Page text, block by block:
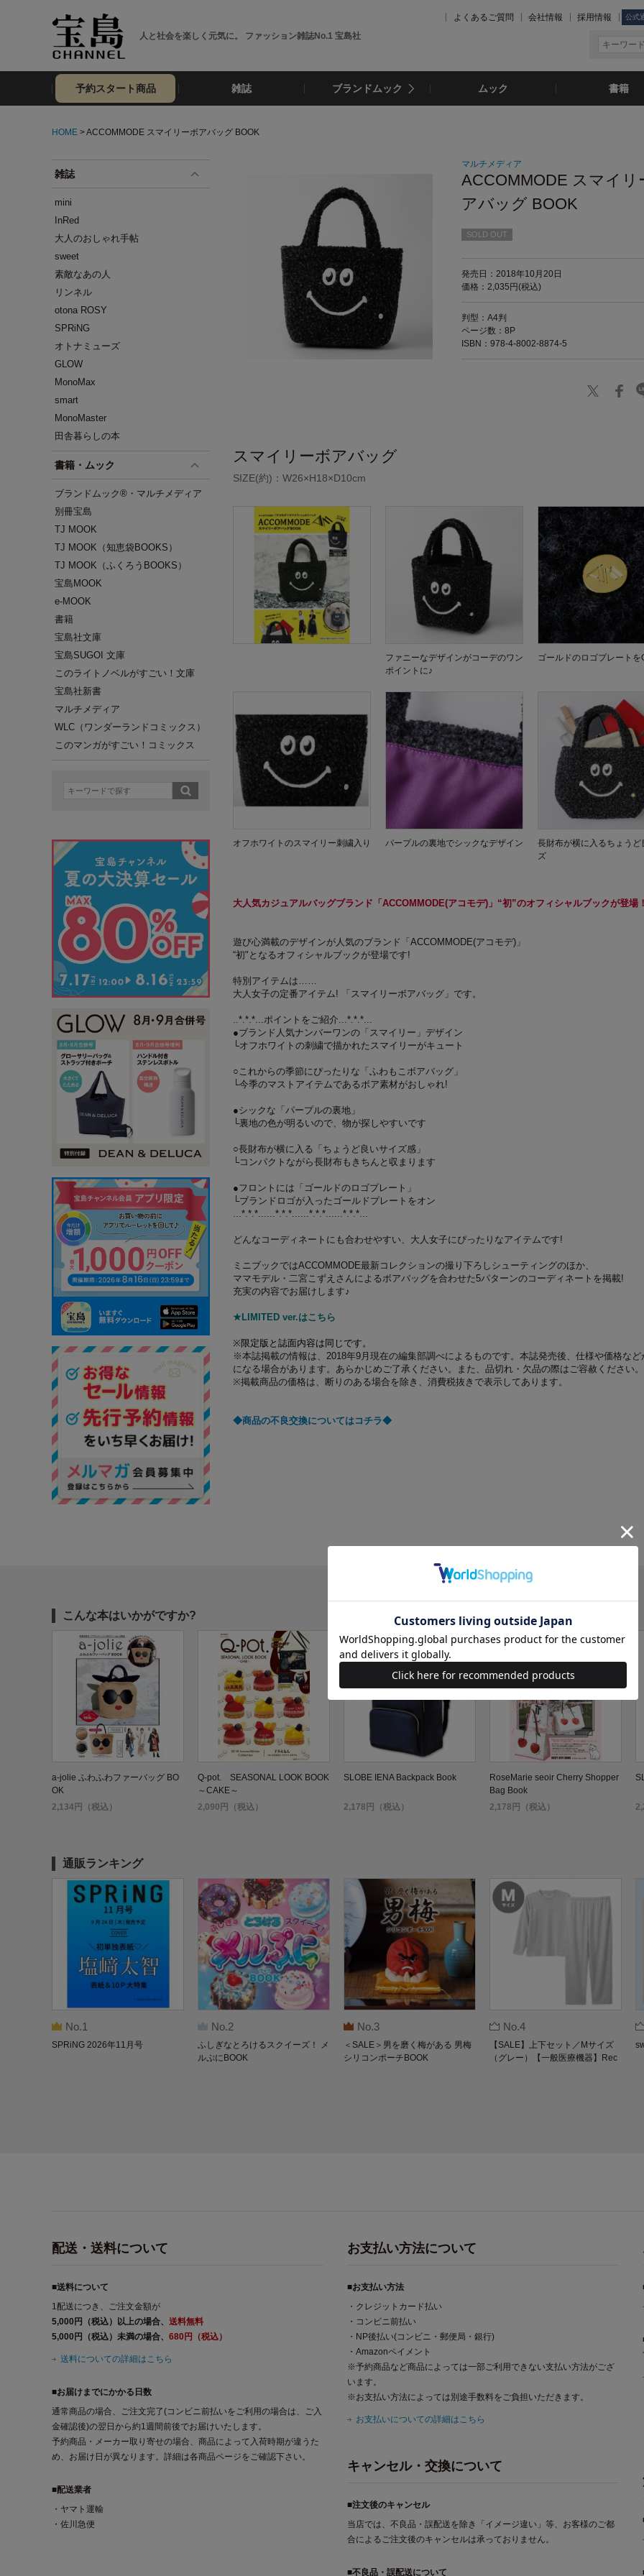
人と社会を楽しく元気に。 ファッション雑誌No.1 宝島社
よくあるご質問 会社情報 採用情報 公式
予約スタート商品 雑誌 ブランドムック ムック 書籍
HOME > ACCOMMODE スマイリーボアバッグ BOOK
雑誌
mini
InRed
大人のおしゃれ手帖
sweet
素敵なあの人
リンネル
otona ROSY
SPRiNG
オトナミューズ
GLOW
MonoMax
smart
MonoMaster
田舎暮らしの本
書籍・ムック
ブランドムック®・マルチメディア
別冊宝島
TJ MOOK
TJ MOOK（知恵袋BOOKS）
TJ MOOK（ふくろうBOOKS）
宝島MOOK
e-MOOK
書籍
宝島社文庫
宝島SUGOI 文庫
このライトノベルがすごい！文庫
宝島社新書
マルチメディア
WLC（ワンダーランドコミックス）
このマンガがすごい！コミックス
マルチメディア
ACCOMMODE スマイリ
アバッグ BOOK
SOLD OUT
発売日：2018年10月20日
価格：2,035円(税込)
判型：A4判
ページ数：8P
ISBN：978-4-8002-8874-5
スマイリーボアバッグ
SIZE(約)：W26×H18×D10cm
ファニーなデザインがコーデのワン
ポイントに♪
ゴールドのロゴプレートを
オフホワイトのスマイリー刺繍入り パープルの裏地でシックなデザイン
長財布が横に入るちょうど
ズ
大人気カジュアルバッグブランド「ACCOMMODE(アコモデ)」“初”のオフィシャルブックが登場
遊び心満載のデザインが人気のブランド「ACCOMMODE(アコモデ)」
“初"となるオフィシャルブックが登場です!
特別アイテムは……
大人女子の定番アイテム! 「スマイリーボアバッグ」です。
..*.*.*...ポイントをご紹介...*.*.*...
●ブランド人気ナンバーワンの「スマイリー」デザイン
└オフホワイトの刺繍で描かれたスマイリーがキュート
○これからの季節にぴったりな「ふわもこボアバッグ」
└今季のマストアイテムであるボア素材がおしゃれ!
●シックな「パープルの裏地」
└裏地の色が明るいので、物が探しやすいです
○長財布が横に入る「ちょうど良いサイズ感」
└コンパクトながら長財布もきちんと収まります
●フロントには「ゴールドのロゴプレート」
└ブランドロゴが入ったゴールドプレートをオン
...*.*.*......*.*.*......*.*.*......*.*.*...
どんなコーディネートにも合わせやすい、大人女子にぴったりなアイテムです!
ミニブックではACCOMMODE最新コレクションの撮り下ろしシューティングのほか、
ママモデル・二宮こずえさんによるボアバッグを合わせた5パターンのコーディネートを掲載!
充実の内容でお届けします♪
★LIMITED ver.はこちら
※ 限定版と誌面内容は同じです。
※本誌掲載の情報は、2018年9月現在の編集部調べによるものです。本誌発売後、仕様や価格など
になる場合があります。あらかじめご了承ください。また、品切れ・欠品の際はご容赦ください。
※掲載商品の価格は、断りのある場合を除き、消費税抜きで表示してあります。
◆商品の不良交換についてはコチラ◆
こんな本はいかがですか?
a-jolie ふわふわファーバッグ BO
OK
2,134円（税込）
Q-pot. SEASONAL LOOK BOOK
～CAKE～
2,090円（税込）
SLOBE IENA Backpack Book
2,178円（税込）
RoseMarie seoir Cherry Shopper
Bag Book
2,178円（税込）
通販ランキング
No.1
SPRiNG 2026年11月号
No.2
ふしぎなとろけるスクイーズ！ メ
ルぷにBOOK
No.3
＜SALE＞男を磨く梅がある 男梅
シリコンポーチBOOK
No.4
【SALE】上下セット／Mサイズ
（グレー）【一般医療機器】Rec
配送・送料について
■送料について
1配送につき、ご注文金額が
5,000円（税込）以上の場合、 送料無料
5,000円（税込）未満の場合、 680円（税込）
送料についての詳細はこちら
■お届けまでにかかる日数
通常商品の場合、ご注文完了(コンビニ前払いをご利用の場合は、ご入
金確認後)の翌日から約1週間前後でお届けいたします。
予約商品・メーカー取り寄せの場合、商品によって入荷時期が違うた
め、お届け日が異なります。詳細は各商品ページをご確認下さい。
■配送業者
・ヤマト運輸
・佐川急便
お支払い方法について
■お支払い方法
・クレジットカード払い
・コンビニ前払い
・NP後払い(コンビニ・郵便局・銀行)
・Amazonペイメント
※予約商品など商品によっては一部ご利用できない支払い方法がござ
います。
※お支払い方法によっては別途手数料をご負担いただきます。
お支払いについての詳細はこちら
キャンセル・交換について
■注文後のキャンセル
当店では、不良品・誤配送を除き「イメージ違い」等、お客様のご都
合によるご注文後のキャンセルは承っておりません。
■不良品・誤配送について